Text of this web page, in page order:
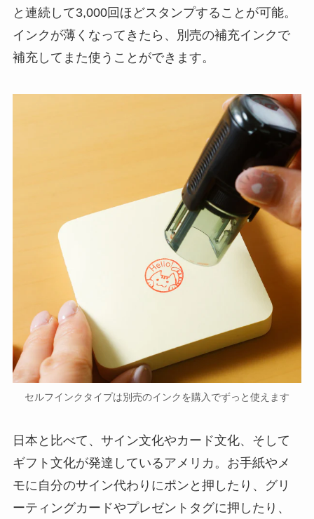
と連続して3,000回ほどスタンプすることが可能。
インクが薄くなってきたら、別売の補充インクで
補充してまた使うことができます。
セルフインクタイプは別売のインクを購入でずっと使えます
日本と比べて、サイン文化やカード文化、そして
ギフト文化が発達しているアメリカ。お手紙やメ
モに自分のサイン代わりにポンと押したり、グリ
ーティングカードやプレゼントタグに押したり、